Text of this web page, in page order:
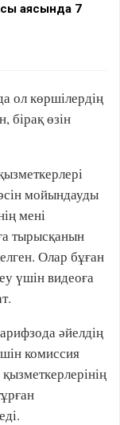
аясында 7
ол көршілердің
бірақ өзін
мойындауды
мені
тырысқанын
Олар бұған
үшін видеоға
әйелдің
комиссия